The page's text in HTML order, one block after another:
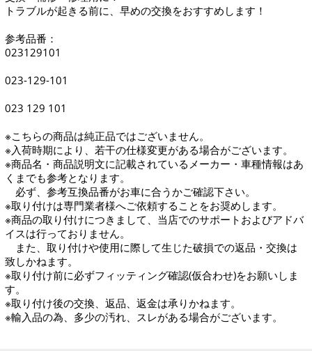
トラブルが起きる前に、早めの交換をおすすめします！
参考品番：
023129101
­023-129-101
­023 129 101
※こちらの商品は純正品ではございません。
※入荷時期により、若干の仕様変更がある場合がございます。
※商品名・商品説明文に記載されているメーカー・車種情報はあ
くまでも参考となります。
必ず、参考互換品番がお車に合うかご確認下さい。
※取り付けは専門業者様へご依頼することをお奨めします。
※商品の取り付けにつきまして、当店でのサポートおよびアドバ
イスは行っておりません。
また、取り付けや使用に際して生じた破損での返品・交換は
致しかねます。
※取り付け前に必ずフィッティング確認(仮合わせ)をお願いしま
す。
※取り付け後の交換、返品、返金は承りかねます。
※輸入品の為、多少の汚れ、スレがある場合がございます。